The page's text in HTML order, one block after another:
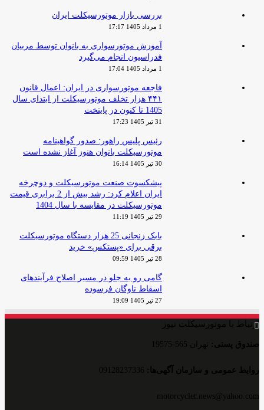
بررسی بازار موتورسیکلت ایران
1 مرداد 1405 17:17
آموزش موتورسواری به بانوان توسط مربیان
فدراسیون انجام می‌گیرد
1 مرداد 1405 17:04
فاجعه موتورسواری در ایران: اعمال قانون
۴۴۱ هزار تخلف موتورسیکلت از ابتدای سال
1405 تا کنون در پایتخت
31 تیر 1405 17:23
رئیس پلیس راهور: صدور گواهینامه
موتورسیکلت بانوان هنوز آغاز نشده است
30 تیر 1405 16:14
پیشکسوت صنعت موتورسیکلت و دوچرخه
ایران اعلام کرد: رشد بیش از 2 برابری قیمت
موتورسیکلت در مقایسه با سال 1404
29 تیر 1405 11:19
بابک زنجانی 25 هزار دستگاه موتورسیکلت
برقی برای «پستکس» خرید
28 تیر 1405 09:59
گامی رو به جلو در مسیر اصلاح فرآیندهای
اسقاط ناوگان فرسوده
27 تیر 1405 19:09
ارتباط با موتورسیکلت نیوز
صندوق پستی: تهران 565-19575
روایط عمومی و سازمان آگهی‌ها:
motorcyclet.news@yahoo.com